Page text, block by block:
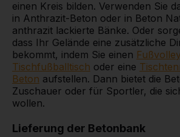
einen Kreis bilden. Verwenden Sie
in Anthrazit-Beton oder in Beton
anthrazit lackierte Bänke. Oder
dass Ihr Gelände eine zusätzliche
bekommt, indem Sie einen
Tischfußballtisch oder eine
Beton aufstellen. Dann bietet die
Zuschauer oder für Sportler, die
wollen.
Lieferung der Betonbank